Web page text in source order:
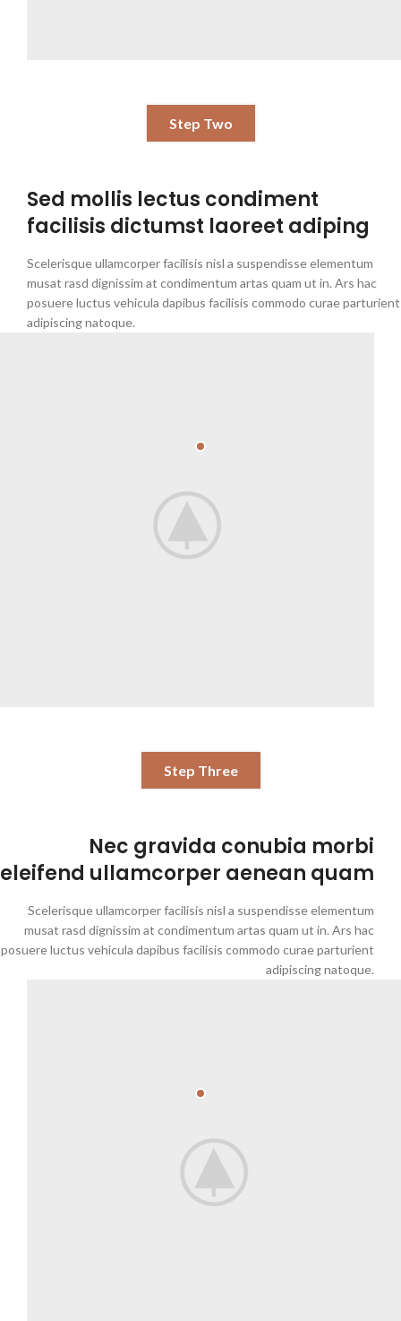
Step Two
Sed mollis lectus condiment
facilisis dictumst laoreet adiping
Scelerisque ullamcorper facilisis nisl a suspendisse elementum
musat rasd dignissim at condimentum artas quam ut in. Ars hac
posuere luctus vehicula dapibus facilisis commodo curae parturient
adipiscing natoque.
Step Three
Nec gravida conubia morbi
eleifend ullamcorper aenean quam
Scelerisque ullamcorper facilisis nisl a suspendisse elementum
musat rasd dignissim at condimentum artas quam ut in. Ars hac
posuere luctus vehicula dapibus facilisis commodo curae parturient
adipiscing natoque.